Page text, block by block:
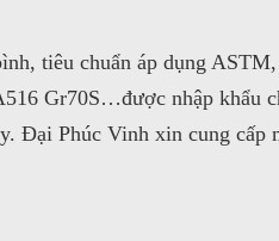
tiêu chuẩn áp dụng
Gr70S…được nhập khẩu
Đại Phúc Vinh xin cung cấp